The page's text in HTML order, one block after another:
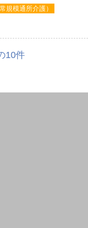
規模通所介護）
10件